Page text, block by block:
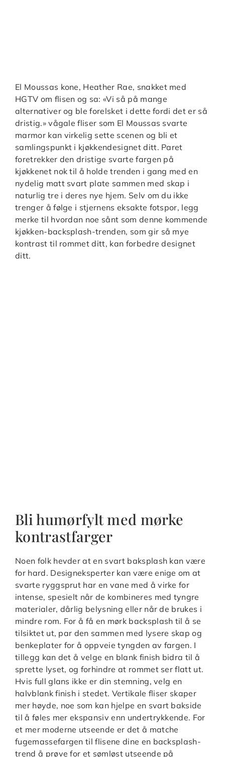
El Moussas kone, Heather Rae, snakket med
HGTV om flisen og sa: «Vi så på mange
alternativer og ble forelsket i dette fordi det er så
dristig.» vågale fliser som El Moussas svarte
marmor kan virkelig sette scenen og bli et
samlingspunkt i kjøkkendesignet ditt. Paret
foretrekker den dristige svarte fargen på
kjøkkenet nok til å holde trenden i gang med en
nydelig matt svart plate sammen med skap i
naturlig tre i deres nye hjem. Selv om du ikke
trenger å følge i stjernens eksakte fotspor, legg
merke til hvordan noe sånt som denne kommende
kjøkken-backsplash-trenden, som gir så mye
kontrast til rommet ditt, kan forbedre designet
ditt.
Bli humørfylt med mørke
kontrastfarger
Noen folk hevder at en svart baksplash kan være
for hard. Designeksperter kan være enige om at
svarte ryggsprut har en vane med å virke for
intense, spesielt når de kombineres med tyngre
materialer, dårlig belysning eller når de brukes i
mindre rom. For å få en mørk backsplash til å se
tilsiktet ut, par den sammen med lysere skap og
benkeplater for å oppveie tyngden av fargen. I
tillegg kan det å velge en blank finish bidra til å
sprette lyset, og forhindre at rommet ser flatt ut.
Hvis full glans ikke er din stemning, velg en
halvblank finish i stedet. Vertikale fliser skaper
mer høyde, noe som kan hjelpe en svart bakside
til å føles mer ekspansiv enn undertrykkende. For
et mer moderne utseende er det å matche
fugemassefargen til flisene dine en backsplash-
trend å prøve for et sømløst utseende på